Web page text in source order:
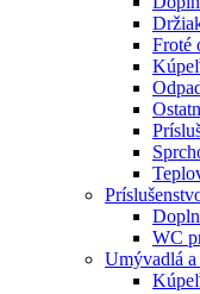
Froté
WC
Umývadlá